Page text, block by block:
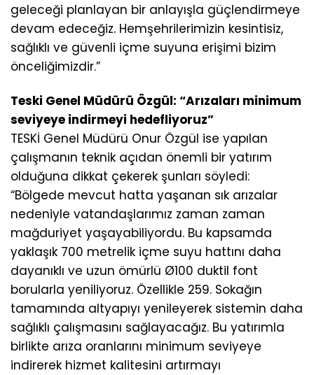
geleceği planlayan bir anlayışla güçlendirmeye
devam edeceğiz. Hemşehrilerimizin kesintisiz,
sağlıklı ve güvenli içme suyuna erişimi bizim
önceliğimizdir.”
Teski Genel Müdürü Özgül: “Arızaları minimum
seviyeye indirmeyi hedefliyoruz”
TESKİ Genel Müdürü Onur Özgül ise yapılan
çalışmanın teknik açıdan önemli bir yatırım
olduğuna dikkat çekerek şunları söyledi:
“Bölgede mevcut hatta yaşanan sık arızalar
nedeniyle vatandaşlarımız zaman zaman
mağduriyet yaşayabiliyordu. Bu kapsamda
yaklaşık 700 metrelik içme suyu hattını daha
dayanıklı ve uzun ömürlü Ø100 duktil font
borularla yeniliyoruz. Özellikle 259. Sokağın
tamamında altyapıyı yenileyerek sistemin daha
sağlıklı çalışmasını sağlayacağız. Bu yatırımla
birlikte arıza oranlarını minimum seviyeye
indirerek hizmet kalitesini artırmayı